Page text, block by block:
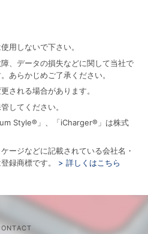
用しないで下さい。
、データの損失などに関して当社で
あらかじめご了承ください。
される場合があります。
してください。
Style®」、「iCharger®」は株式
ージなどに記載されている会社名・
録商標です。
> 詳しくはこちら